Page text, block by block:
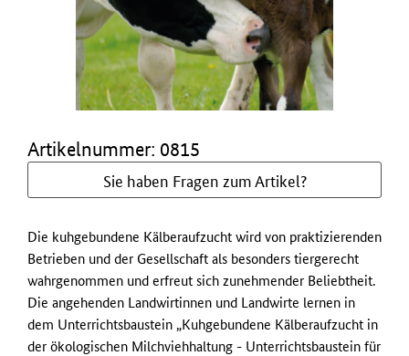
Artikelnummer: 0815
Sie haben Fragen zum Artikel?
Die kuhgebundene Kälberaufzucht wird von praktizierenden
Betrieben und der Gesellschaft als besonders tiergerecht
wahrgenommen und erfreut sich zunehmender Beliebtheit.
Die angehenden Landwirtinnen und Landwirte lernen in
dem Unterrichtsbaustein „Kuhgebundene Kälberaufzucht in
der ökologischen Milchviehhaltung - Unterrichtsbaustein für